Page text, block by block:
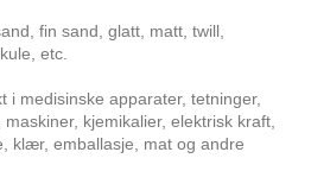
fin sand, glatt, matt, twill,
etc.
i medisinske apparater, tetninger,
kjemikalier, elektrisk kraft,
klær, emballasje, mat og andre